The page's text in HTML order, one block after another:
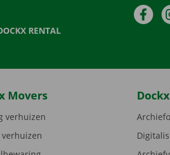
RENTAL
Movers
verhuizen